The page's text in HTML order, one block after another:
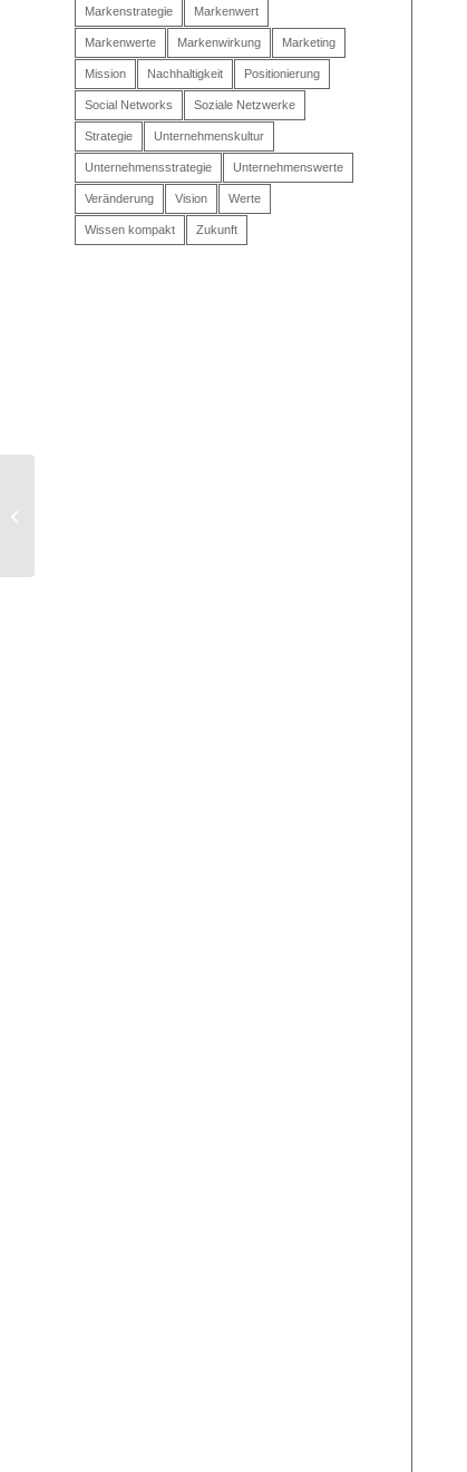
Markenstrategie Markenwert
Markenwerte Markenwirkung Marketing
Mission Nachhaltigkeit Positionierung
Social Networks Soziale Netzwerke
Strategie Unternehmenskultur
Unternehmensstrategie Unternehmenswerte
Veränderung Vision Werte
Wissen kompakt Zukunft